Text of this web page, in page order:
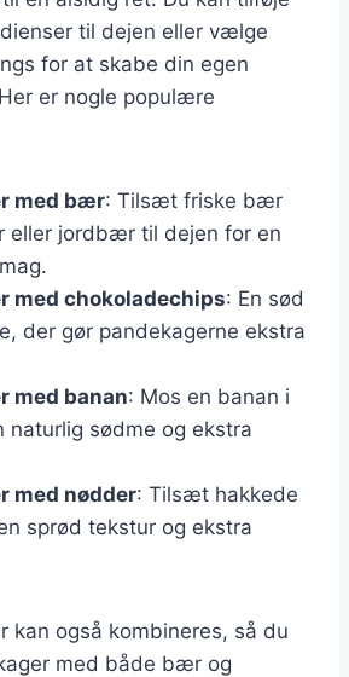
til dejen eller vælge
for at skabe din egen
er nogle populære
med bær: Tilsæt friske bær
eller jordbær til dejen for en
med chokoladechips: En sød
der gør pandekagerne ekstra
med banan: Mos en banan i
naturlig sødme og ekstra
med nødder: Tilsæt hakkede
sprød tekstur og ekstra
kan også kombineres, så du
med både bær og